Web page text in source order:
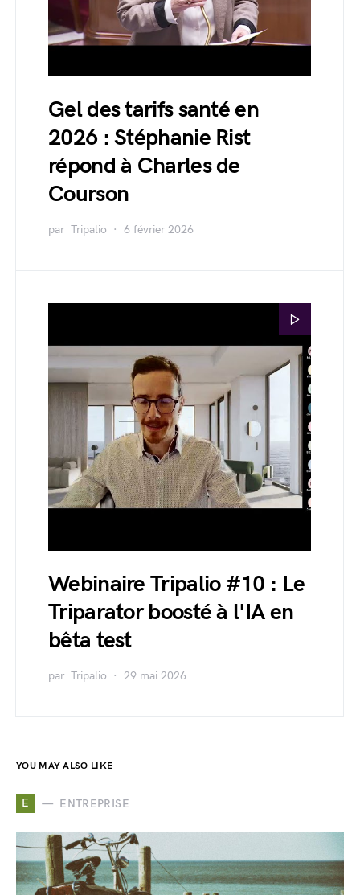
Gel des tarifs santé en
2026 : Stéphanie Rist
répond à Charles de
Courson
par Tripalio 6 février 2026
Webinaire Tripalio #10 : Le
Triparator boosté à l'IA en
bêta test
par Tripalio 29 mai 2026
YOU MAY ALSO LIKE
E ENTREPRISE